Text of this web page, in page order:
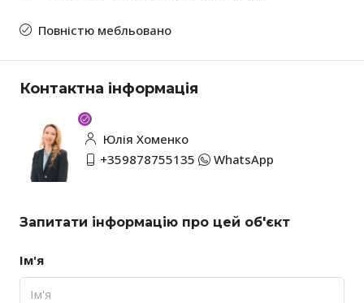
Повністю мебльовано
Контактна інформація
Юлія Хоменко
+359878755135
WhatsApp
Запитати інформацію про цей об'єкт
Ім'я